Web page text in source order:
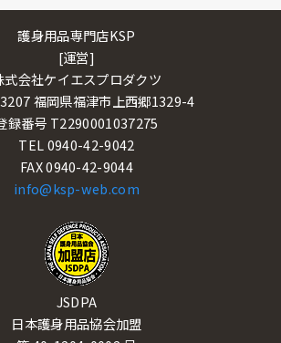
護身用品専門店KSP
[運営]
式会社ケイエスプロダクツ
福岡県福津市上西郷1329-4
録番号 T2290001037275
TEL 0940-42-9042
FAX 0940-42-9044
info@ksp-web.com
JSDPA
日本護身用品協会加盟